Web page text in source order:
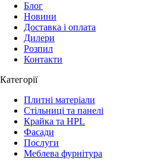
Блог
Новини
Доставка і оплата
Дилери
Розпил
Контакти
Категорії
Плитні матеріали
Стільниці та панелі
Крайка та HPL
Фасади
Послуги
Меблева фурнітура